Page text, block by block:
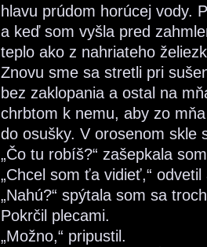
hlavu prúdom horúcej vody.
a keď som vyšla pred
teplo ako z nahriateho
Znovu sme sa stretli pri
bez zaklopania a ostal na
chrbtom k nemu, aby zo
do osušky. V orosenom skle
„Čo tu robíš?“ zašepkala
„Chcel som ťa vidieť,“
„Nahú?“ spýtala som sa
Pokrčil plecami.
„Možno,“ pripustil.